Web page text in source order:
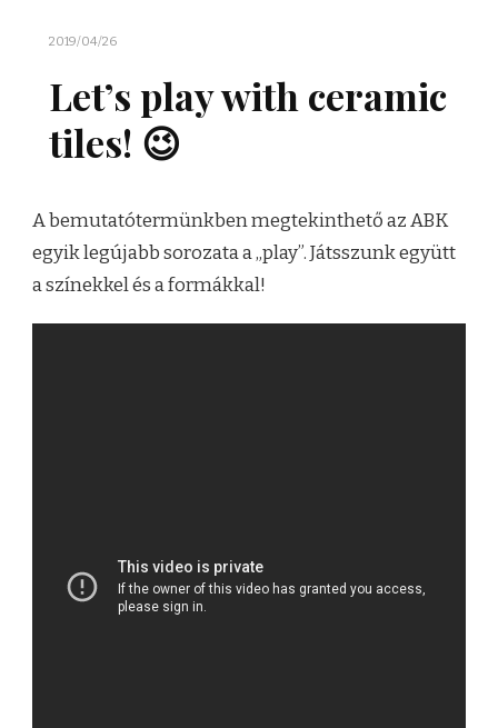
2019/04/26
Let’s play with ceramic
tiles! 😉
A bemutatótermünkben megtekinthető az ABK
egyik legújabb sorozata a „play”. Játsszunk együtt
a színekkel és a formákkal!